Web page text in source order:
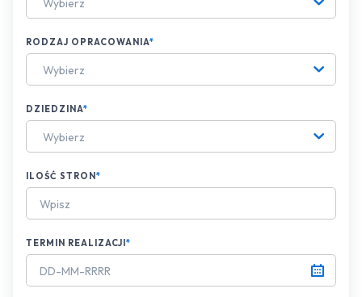
Wybierz
RODZAJ OPRACOWANIA*
Wybierz
DZIEDZINA*
Wybierz
ILOŚĆ STRON*
TERMIN REALIZACJI *